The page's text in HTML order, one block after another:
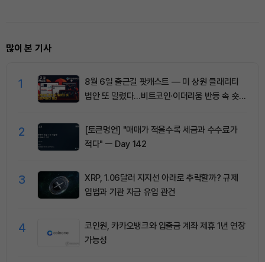
많이 본 기사
1
8월 6일 출근길 팟캐스트 — 미 상원 클래리티
법안 또 밀렸다…비트코인·이더리움 반등 속 숏
2
[토큰명언] "매매가 적을수록 세금과 수수료가
적다" ㅡ Day 142
3
XRP, 1.06달러 지지선 아래로 추락할까? 규제
입법과 기관 자금 유입 관건
4
코인원, 카카오뱅크와 입출금 계좌 제휴 1년 연장
가능성